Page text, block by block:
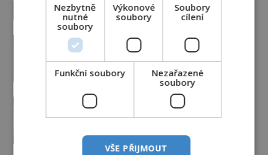
Vesmír a technologie
Podivné události roku 2023: Jsou
Američané v obležení UFO?
Nad australským městem
„tančila“ záhadná světla
Nezbytně
nutné
soubory
Výkonové
soubory
Soubory
cílení
Funkční soubory
Nezařazené
soubory
VŠE PŘIJMOUT